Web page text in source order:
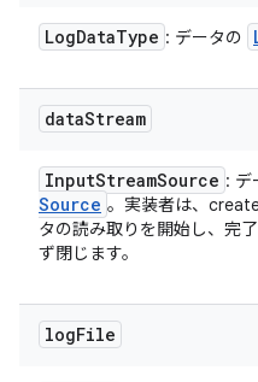
LogDataType : データの
dataStream
InputStreamSource : デ
Source 。実装者は、
タの読み取りを開始し、完
ず閉じます。
logFile